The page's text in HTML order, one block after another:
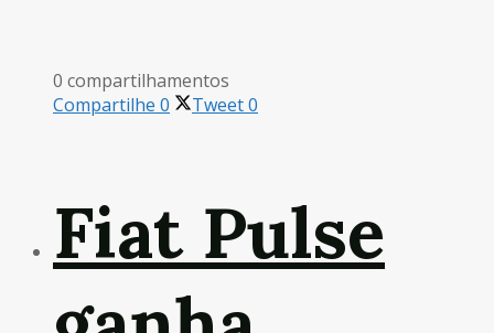
0 compartilhamentos
Compartilhe 0 Tweet0
Fiat Pulse